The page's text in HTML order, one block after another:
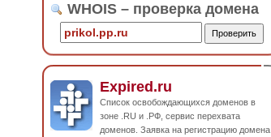
WHOIS – проверка домена
Expired.ru
Список освобождающихся доменов в
зоне .RU и .РФ, сервис перехвата
доменов. Заявка на регистрацию домена